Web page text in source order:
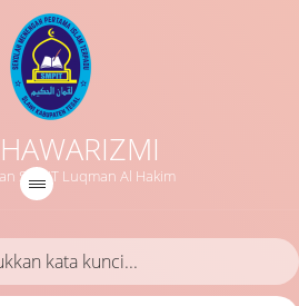
SMPIT Luqman Al Hakim